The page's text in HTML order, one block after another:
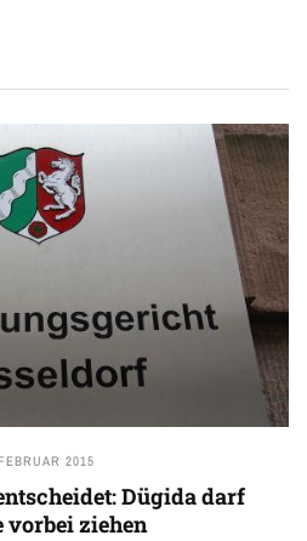
2015
Dügida darf
vorbei ziehen